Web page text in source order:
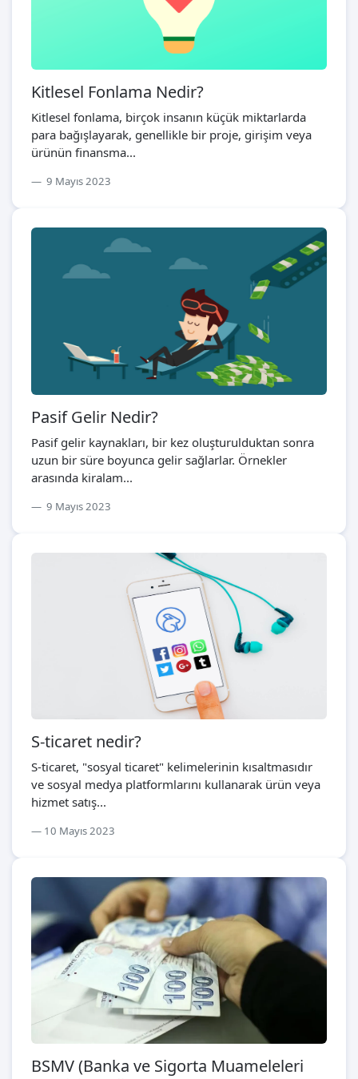
Kitlesel Fonlama Nedir?
Kitlesel fonlama, birçok insanın küçük miktarlarda
para bağışlayarak, genellikle bir proje, girişim veya
ürünün finansma...
9 Mayıs 2023
Pasif Gelir Nedir?
Pasif gelir kaynakları, bir kez oluşturulduktan sonra
uzun bir süre boyunca gelir sağlarlar. Örnekler
arasında kiralam...
9 Mayıs 2023
S-ticaret nedir?
S-ticaret, "sosyal ticaret" kelimelerinin kısaltmasıdır
ve sosyal medya platformlarını kullanarak ürün veya
hizmet satış...
10 Mayıs 2023
BSMV (Banka ve Sigorta Muameleleri